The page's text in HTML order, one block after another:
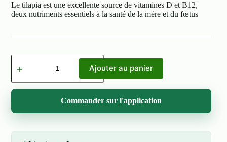
Le tilapia est une excellente source de vitamines D et B12,
deux nutriments essentiels à la santé de la mère et du fœtus
quantité
de
Frais
1kg
Ajouter au panier
Commander sur l'application